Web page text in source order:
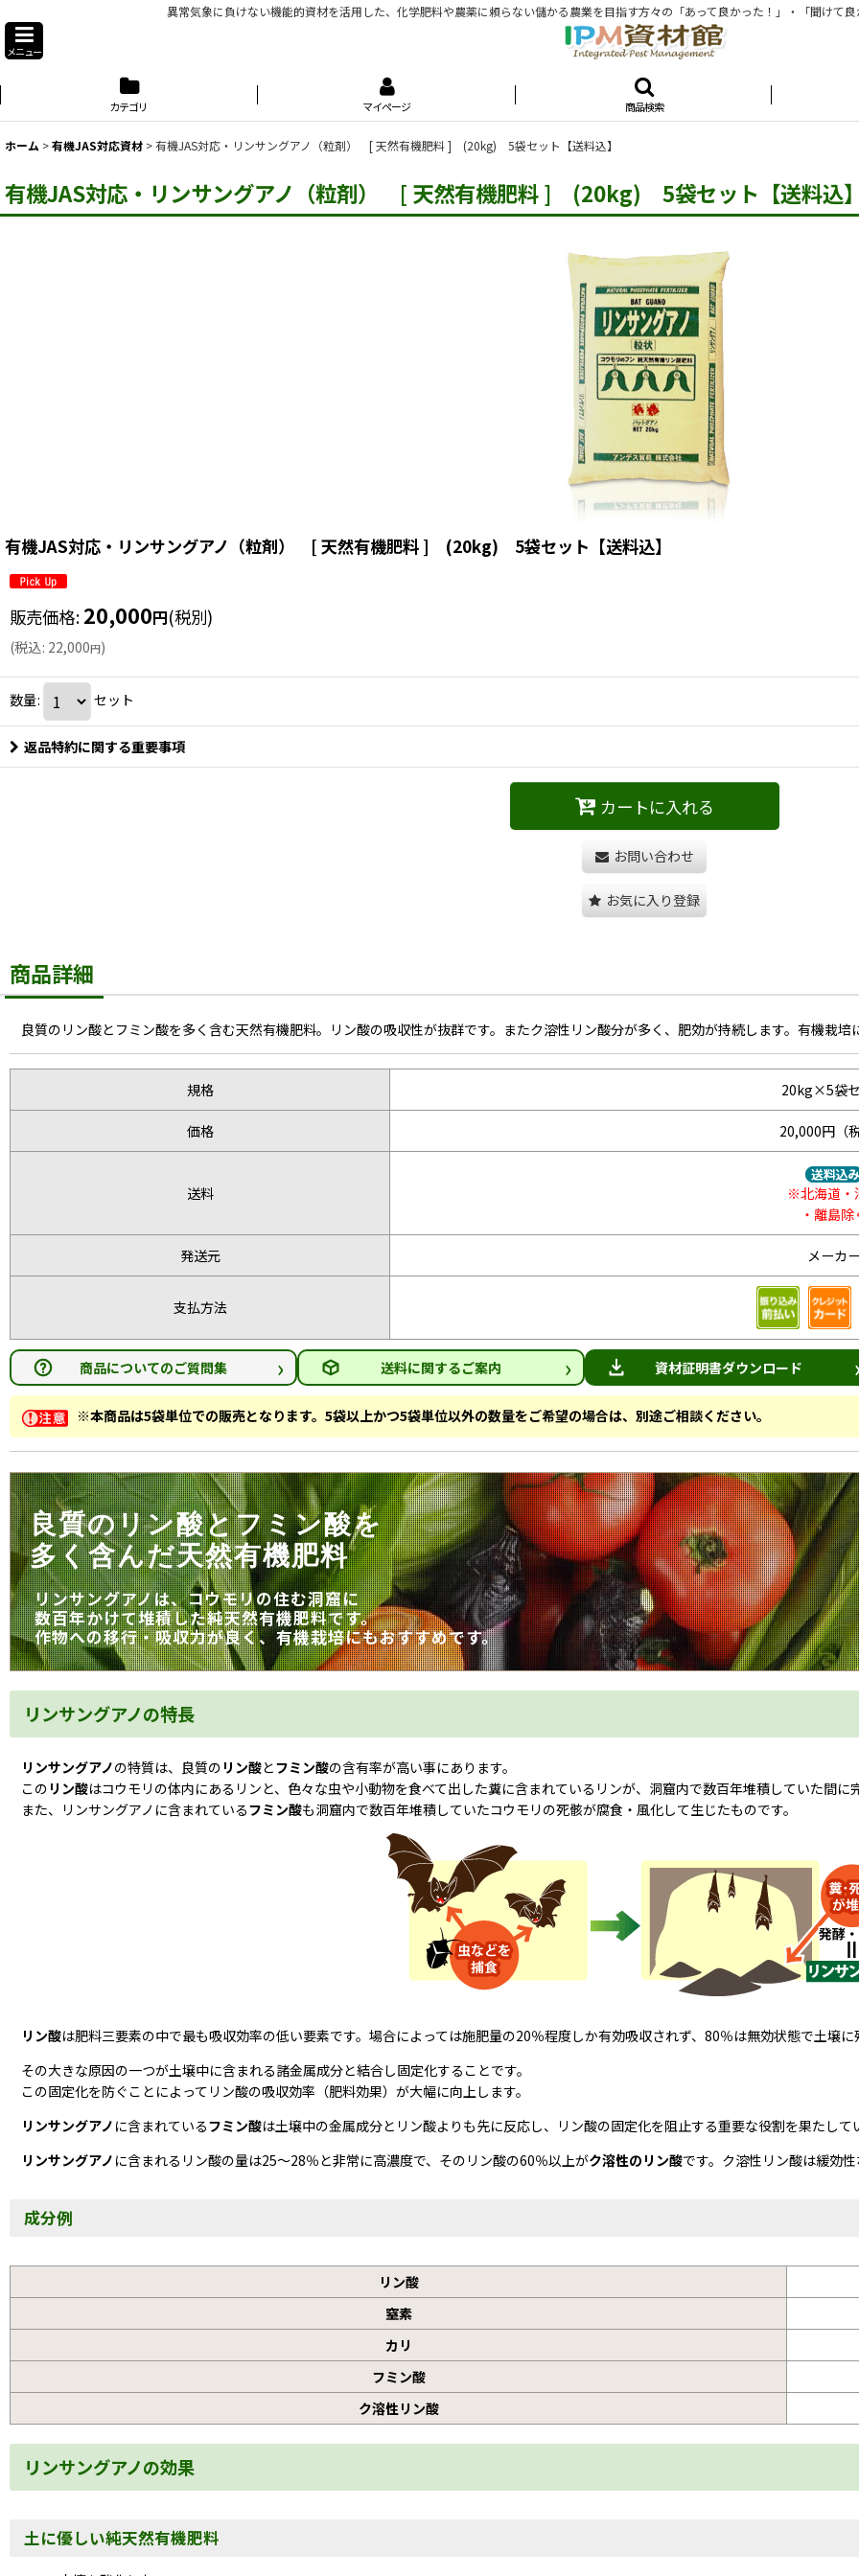
異常気象に負けない機能的資材を活用した、化学肥料や農薬に頼らない儲かる農業を目指す方々の「あって良かった！」・「聞けて
メニュー
カテゴリ マイページ 商品検索
ホーム >有機JAS対応資材 >有機JAS対応・リンサングアノ（粒剤） [ 天然有機肥料 ] (20kg) 5袋セット【送料込】
有機JAS対応・リンサングアノ（粒剤） [ 天然有機肥料 ] (20kg) 5袋セット【送料込
有機JAS対応・リンサングアノ（粒剤） [ 天然有機肥料 ] (20kg) 5袋セット【送料込】
販売価格: 20,000円(税別)
(税込: 22,000円)
数量: セット
返品特約に関する重要事項
カートに入れる
お問い合わせ
お気に入り登録
商品詳細
良質のリン酸とフミン酸を多く含む天然有機肥料。リン酸の吸収性が抜群です。またク溶性リン酸分が多く、肥効が持続します。有機栽培
規格 20kg×5袋
価格 20,000円（
送料
※北海道・
・離島除
発送元 メーカ
支払方法
商品についてのご質問集 › 送料に関するご案内 › 資材証明書ダウンロード
※本商品は5袋単位での販売となります。5袋以上かつ5袋単位以外の数量をご希望の場合は、別途ご相談ください。
良質のリン酸とフミン酸を
多く含んだ天然有機肥料
リンサングアノは、コウモリの住む洞窟に
数百年かけて堆積した純天然有機肥料です。
作物への移行・吸収力が良く、有機栽培にもおすすめです。
リンサングアノの特長
リンサングアノの特質は、良質の リン酸とフミン酸の含有率が高い事にあります。
この リン酸はコウモリの体内にあるリンと、色々な虫や小動物を食べて出した糞に含まれているリンが、洞窟内で数百年堆積していた間に
また、リンサングアノに含まれているフミン酸も洞窟内で数百年堆積していたコウモリの死骸が腐食・風化して生じたものです。
リン酸は肥料三要素の中で最も吸収効率の低い要素です。場合によっては施肥量の20％程度しか有効吸収されず、80％は無効状態で土壌
その大きな原因の一つが土壌中に含まれる諸金属成分と結合し固定化することです。
この固定化を防ぐことによってリン酸の吸収効率（肥料効果）が大幅に向上します。
リンサングアノ に含まれているフミン酸は土壌中の金属成分とリン酸よりも先に反応し、リン酸の固定化を阻止する重要な役割を果たして
リンサングアノ に含まれるリン酸の量は25〜28％と非常に高濃度で、そのリン酸の60％以上がク溶性のリン酸です。ク溶性リン酸は緩効
成分例
リン酸
窒素
カリ
フミン酸
ク溶性リン酸
リンサングアノの効果
土に優しい純天然有機肥料